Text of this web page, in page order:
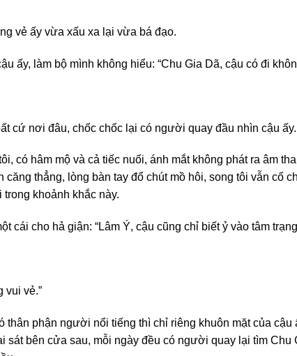
vẻ ấy vừa xấu xa lại vừa bá đạo.
ấy, làm bộ mình không hiểu: “Chu Gia Dã, cậu có đi
cứ nơi đâu, chốc chốc lại có người quay đầu nhìn cậu ấy.
có hâm mộ và cả tiếc nuối, ánh mắt không phát ra âm
thẳng, lòng bàn tay đổ chút mồ hôi, song tôi vẫn cố
khoảnh khắc này.
cái cho hả giận: “Lâm Ý, cậu cũng chỉ biết ỷ vào tâm
vui vẻ.”
phận người nổi tiếng thì chỉ riêng khuôn mặt của
sát bên cửa sau, mỗi ngày đều có người quay lại tìm Chu